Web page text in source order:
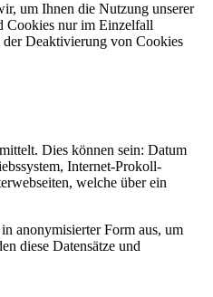
um Ihnen die Nutzung unserer
Cookies nur im Einzelfall
der Deaktivierung von Cookies
Dies können sein: Datum
Internet-Prokoll-
welche über ein
anonymisierter Form aus, um
diese Datensätze und